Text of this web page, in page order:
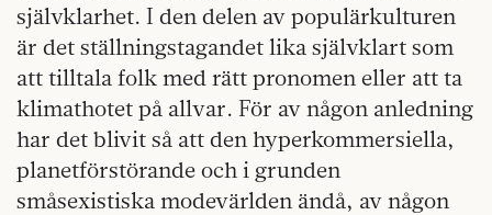
självklarhet. I den delen av populärkulturen
är det ställningstagandet lika självklart som
att tilltala folk med rätt pronomen eller att ta
klimathotet på allvar. För av någon anledning
har det blivit så att den hyperkommersiella,
planetförstörande och i grunden
småsexistiska modevärlden ändå, av någon